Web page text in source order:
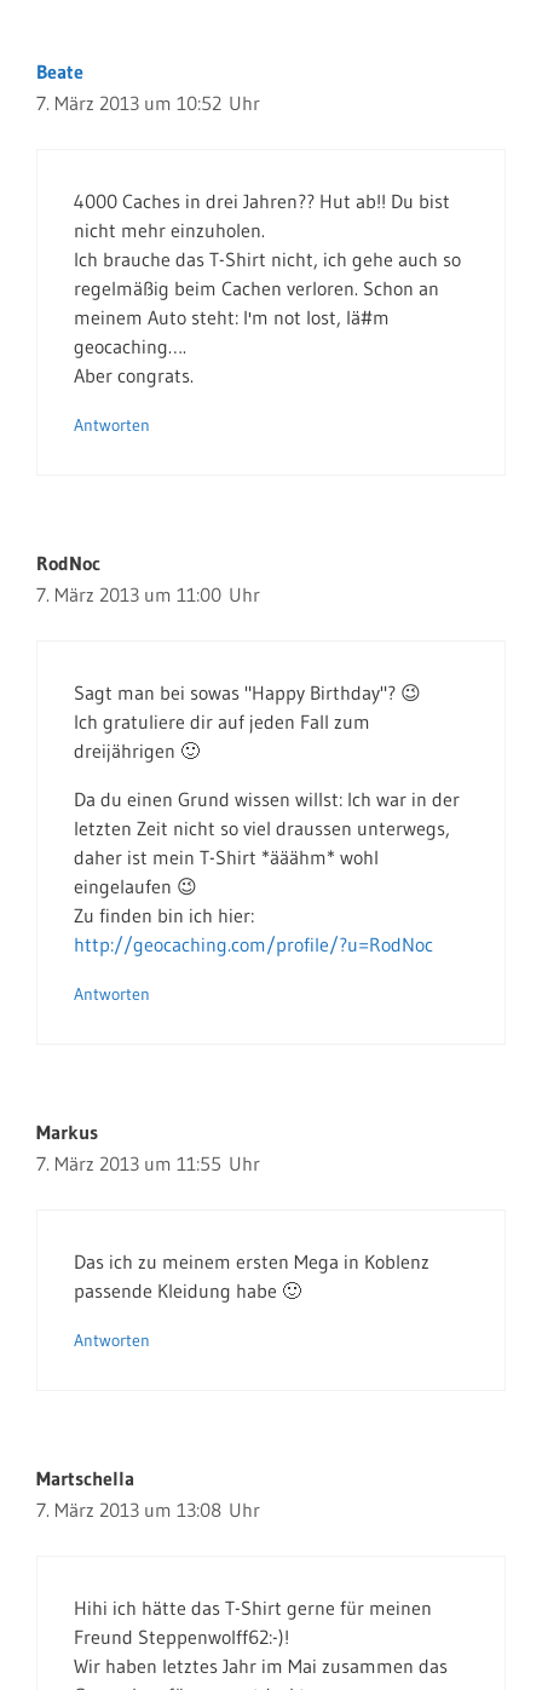
Beate
7. März 2013 um 10:52 Uhr
4000 Caches in drei Jahren?? Hut ab!! Du bist
nicht mehr einzuholen.
Ich brauche das T-Shirt nicht, ich gehe auch so
regelmäßig beim Cachen verloren. Schon an
meinem Auto steht: I'm not lost, Iä#m
geocaching….
Aber congrats.
Antworten
RodNoc
7. März 2013 um 11:00 Uhr
Sagt man bei sowas "Happy Birthday"? 😉
Ich gratuliere dir auf jeden Fall zum
dreijährigen 🙂
Da du einen Grund wissen willst: Ich war in der
letzten Zeit nicht so viel draussen unterwegs,
daher ist mein T-Shirt *ääähm* wohl
eingelaufen 😉
Zu finden bin ich hier:
http://geocaching.com/profile/?u=RodNoc
Antworten
Markus
7. März 2013 um 11:55 Uhr
Das ich zu meinem ersten Mega in Koblenz
passende Kleidung habe 🙂
Antworten
Martschella
7. März 2013 um 13:08 Uhr
Hihi ich hätte das T-Shirt gerne für meinen
Freund Steppenwolff62:-)!
Wir haben letztes Jahr im Mai zusammen das